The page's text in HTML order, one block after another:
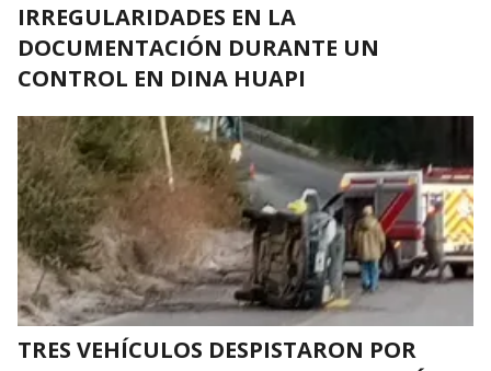
IRREGULARIDADES EN LA
DOCUMENTACIÓN DURANTE UN
CONTROL EN DINA HUAPI
TRES VEHÍCULOS DESPISTARON POR